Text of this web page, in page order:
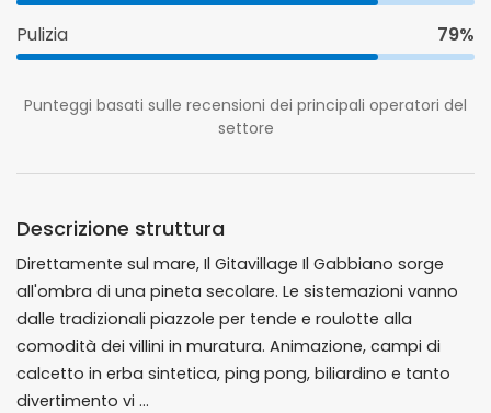
Pulizia 79%
Punteggi basati sulle recensioni dei principali operatori del
settore
Descrizione struttura
Direttamente sul mare, Il Gitavillage Il Gabbiano sorge
all'ombra di una pineta secolare. Le sistemazioni vanno
dalle tradizionali piazzole per tende e roulotte alla
comodità dei villini in muratura. Animazione, campi di
calcetto in erba sintetica, ping pong, biliardino e tanto
divertimento vi ...